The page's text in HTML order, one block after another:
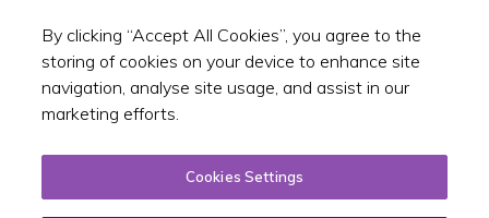
Toggle
By clicking “Accept All Cookies”, you agree to the
storing of cookies on your device to enhance site
navigation, analyse site usage, and assist in our
marketing efforts.
Cookies Settings